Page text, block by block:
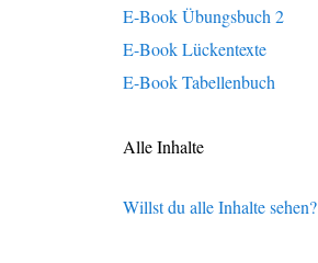
E-Book Übungsbuch 2
E-Book Lückentexte
E-Book Tabellenbuch
Alle Inhalte
Willst du alle Inhalte sehen?